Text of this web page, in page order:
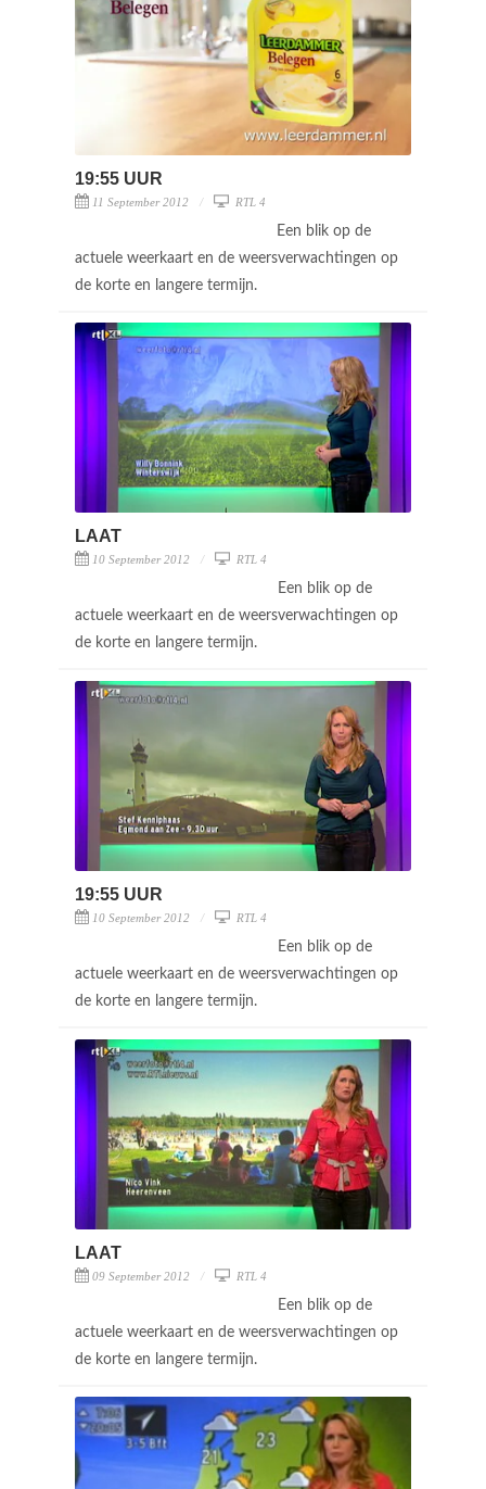
19:55 UUR
11 September 2012 RTL 4
Een blik op de
actuele weerkaart en de weersverwachtingen op
de korte en langere termijn.
LAAT
10 September 2012 RTL 4
Een blik op de
actuele weerkaart en de weersverwachtingen op
de korte en langere termijn.
19:55 UUR
10 September 2012 RTL 4
Een blik op de
actuele weerkaart en de weersverwachtingen op
de korte en langere termijn.
LAAT
09 September 2012 RTL 4
Een blik op de
actuele weerkaart en de weersverwachtingen op
de korte en langere termijn.